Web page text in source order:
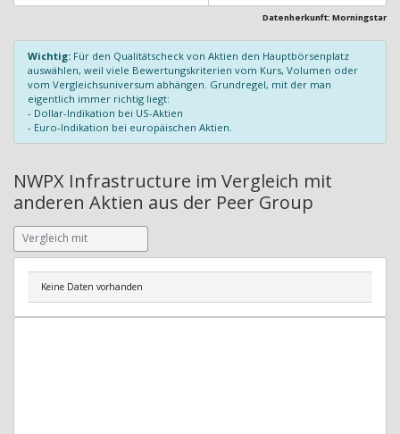
Datenherkunft: Morningstar
Wichtig: Für den Qualitätscheck von Aktien den Hauptbörsenplatz
auswählen, weil viele Bewertungskriterien vom Kurs, Volumen oder
vom Vergleichsuniversum abhängen. Grundregel, mit der man
eigentlich immer richtig liegt:
- Dollar-Indikation bei US-Aktien
- Euro-Indikation bei europäischen Aktien.
NWPX Infrastructure im Vergleich mit
anderen Aktien aus der Peer Group
Keine Daten vorhanden